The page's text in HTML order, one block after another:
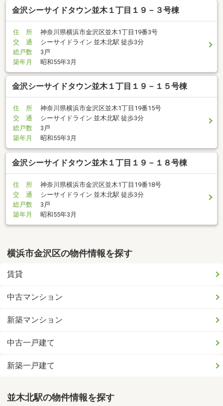
金沢シーサイドタウン並木１丁目１９－３号棟
住 所
神奈川県横浜市金沢区並木1丁目19番3号
交 通
シーサイドライン 並木北駅 徒歩3分
総戸数
3戸
築年月
昭和55年3月
金沢シーサイドタウン並木１丁目１９－１５号棟
住 所
神奈川県横浜市金沢区並木1丁目19番15号
交 通
シーサイドライン 並木北駅 徒歩3分
総戸数
3戸
築年月
昭和55年3月
金沢シーサイドタウン並木１丁目１９－１８号棟
住 所
神奈川県横浜市金沢区並木1丁目19番18号
交 通
シーサイドライン 並木北駅 徒歩3分
総戸数
3戸
築年月
昭和55年3月
横浜市金沢区の物件情報を探す
賃貸
中古マンション
新築マンション
中古一戸建て
新築一戸建て
並木北駅の物件情報を探す